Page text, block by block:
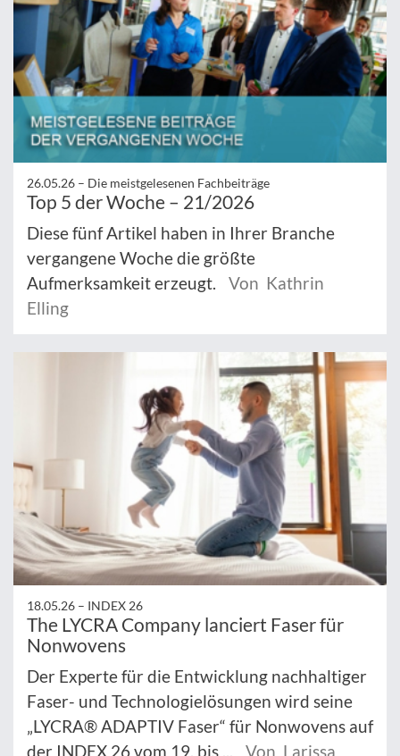
26.05.26 – Die meistgelesenen Fachbeiträge
Top 5 der Woche – 21/2026
Diese fünf Artikel haben in Ihrer Branche
vergangene Woche die größte
Aufmerksamkeit erzeugt.
Von Kathrin
Elling
18.05.26 – INDEX 26
The LYCRA Company lanciert Faser für
Nonwovens
Der Experte für die Entwicklung nachhaltiger
Faser- und Technologielösungen wird seine
„LYCRA® ADAPTIV Faser“ für Nonwovens auf
der INDEX 26 vom 19. bis ...
Von Larissa